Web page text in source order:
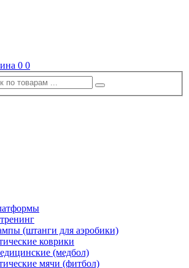
0 0
(штанги для аэробики)
коврики
(медбол)
мячи (фитбол)